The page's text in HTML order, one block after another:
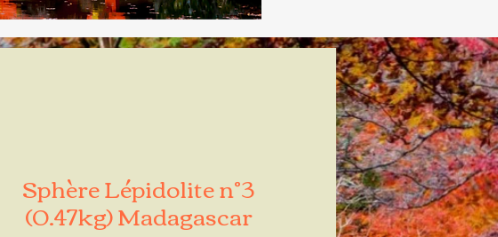
Sphère Lépidolite n°3
(0.47kg) Madagascar